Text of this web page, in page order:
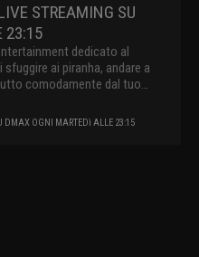
STREAMING SU
23:15
dedicato al
ai piranha, andare a
comodamente dal tuo
DMAX OGNI MARTEDì ALLE 23:15